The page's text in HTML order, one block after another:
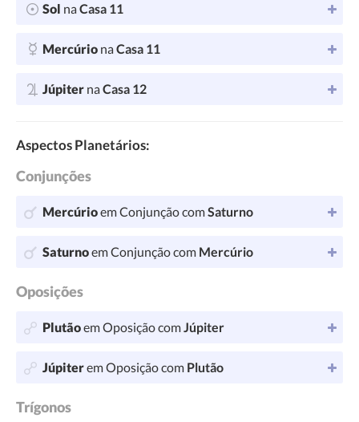
Sol naCasa 11
Mercúrio naCasa 11
Júpiter naCasa 12
Aspectos Planetários:
Conjunções
Mercúrioem Conjunção comSaturno
Saturnoem Conjunção com Mercúrio
Oposições
Plutãoem Oposição comJúpiter
Júpiterem Oposição com Plutão
Trígonos